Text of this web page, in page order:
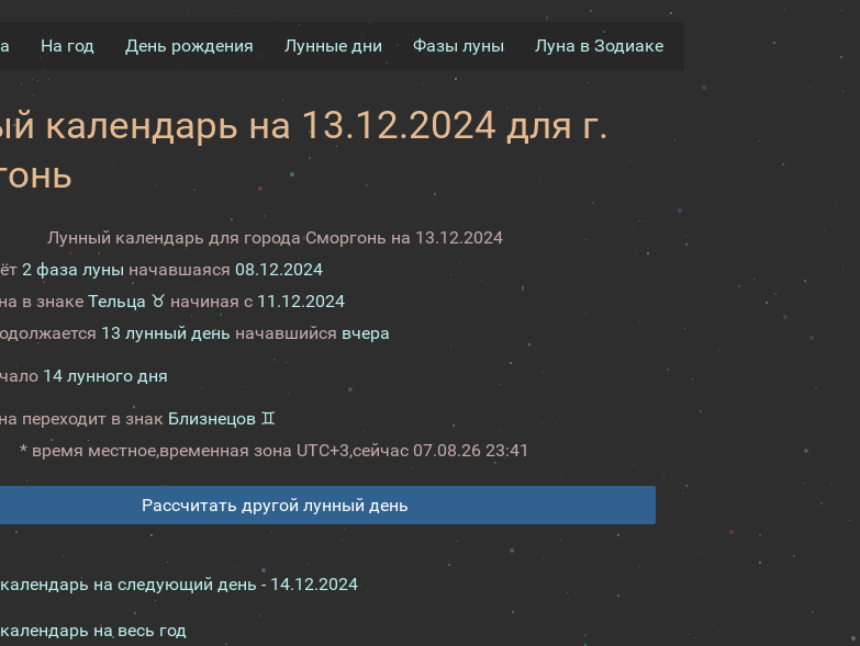
На год День рождения Лунные дни Фазы луны Луна в Зодиаке
календарь на 13.12.2024 для г.
Лунный календарь для города Сморгонь на 13.12.2024
2 фаза луны начавшаяся 08.12.2024
в знаке Тельца ♉ начиная с 11.12.2024
13 лунный день начавшийся вчера
14 лунного дня
переходит в знак Близнецов ♊
* время местное,временная зона UTC+3,сейчас 07.08.26 23:41
Рассчитать другой лунный день
на следующий день - 14.12.2024
на весь год